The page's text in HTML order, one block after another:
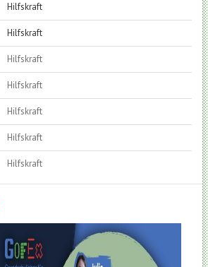
Hilfskraft
Hilfskraft
Hilfskraft
Hilfskraft
Hilfskraft
Hilfskraft
Hilfskraft